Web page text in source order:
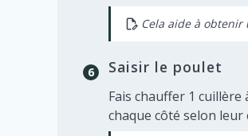
Cela aide à
Saisir le poulet
Fais chauffer 1 cuillère
chaque côté selon leur